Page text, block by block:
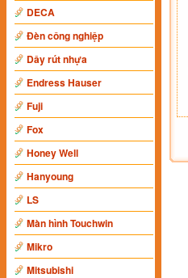
DECA
Đèn công nghiệp
Dây rút nhựa
Endress Hauser
Fuji
Fox
Honey Well
Hanyoung
LS
Màn hình Touchwin
Mikro
Mitsubishi